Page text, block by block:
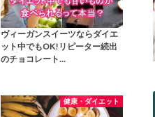
ヴィーガンスイーツならダイエ
ット中でもOK!リピーター続出
のチョコレート…
健康・ダイエット